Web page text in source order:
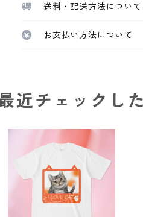
送料・配送方法について
お支払い方法について
近チェックし